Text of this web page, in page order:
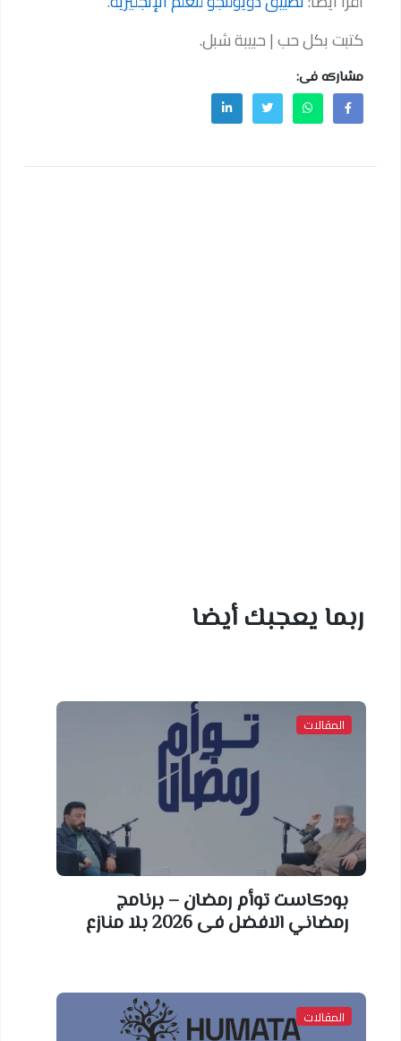
كتبت بكل حب | حبيبة شبل.
مشاركه فى:
ربما يعجبك أيضا
المقالات
بودكاست توأم رمضان – برنامج
رمضاني الافضل فى 2026 بلا منازع
المقالات